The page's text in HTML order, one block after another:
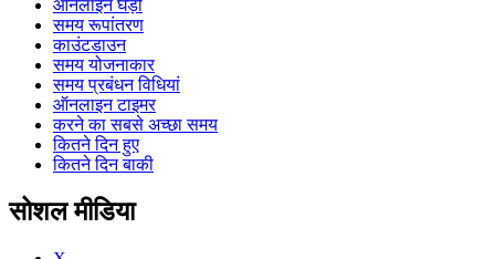
ऑनलाइन घड़ी
समय रूपांतरण
काउंटडाउन
समय योजनाकार
समय प्रबंधन विधियां
ऑनलाइन टाइमर
करने का सबसे अच्छा समय
कितने दिन हुए
कितने दिन बाकी
सोशल मीडिया